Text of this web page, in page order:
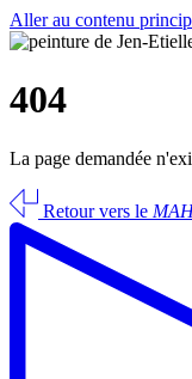
Aller au contenu
404
La page demandée
Retour vers le